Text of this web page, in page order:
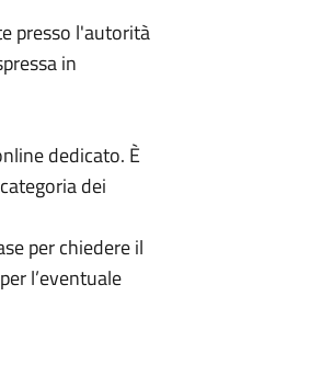
presso l'autorità
in
dedicato. È
dei
per chiedere il
l’eventuale